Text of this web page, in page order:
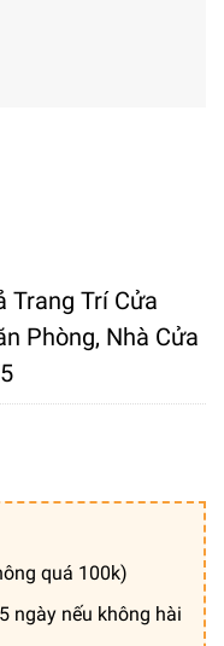
Trang Trí Cửa
Phòng, Nhà Cửa
quá 100k)
ngày nếu không hài